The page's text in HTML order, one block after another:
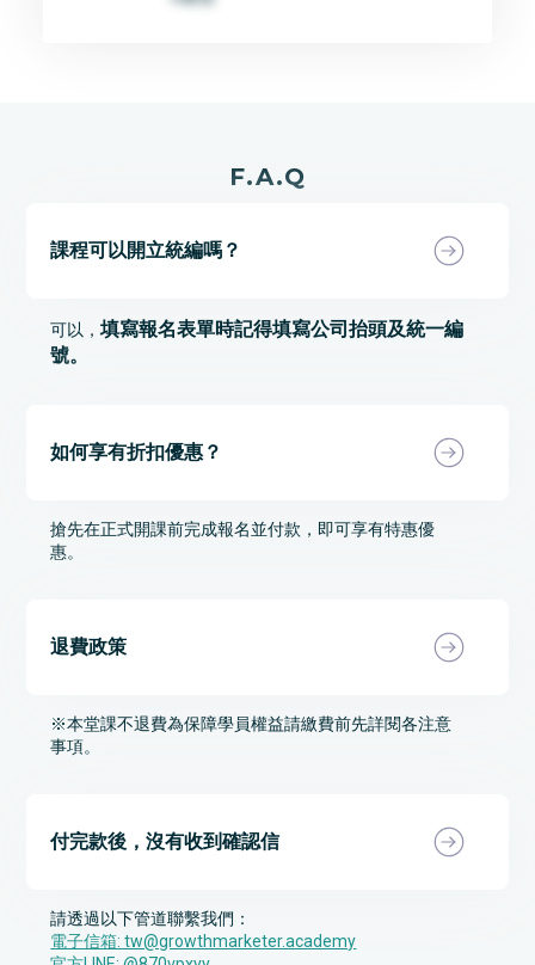
F.A.Q
課程可以開立統編嗎？
可以，填寫報名表單時記得填寫公司抬頭及統一編
號。
如何享有折扣優惠？
搶先在正式開課前完成報名並付款，即可享有特惠優
惠。
退費政策
※本堂課不退費為保障學員權益請繳費前先詳閱各注意
事項。
付完款後，沒有收到確認信
請透過以下管道聯繫我們：
電子信箱: tw@growthmarketer.academy